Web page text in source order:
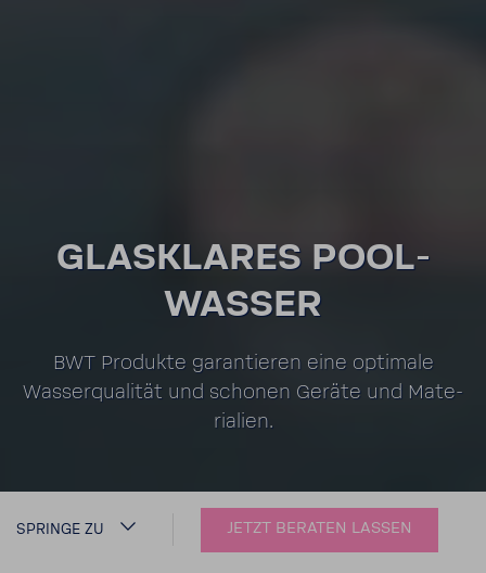
GLAS­KLARES POOL­
WASSER
BWT Produkte garan­tieren eine opti­male
Wasser­qua­lität und schonen Geräte und Mate­
ria­lien.
SPRINGE ZU JETZT BERATEN LASSEN